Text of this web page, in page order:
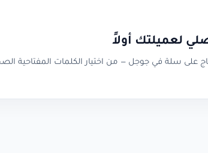
لعميلتك أولاً
على سلة في جوجل — من اختيار الكلمات المفتاحية